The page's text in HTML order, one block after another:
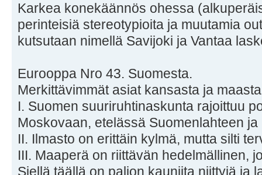
Karkea konekäännös ohessa
perinteisiä stereotypioita ja muutamia
kutsutaan nimellä Savijoki ja Vantaa
Eurooppa Nro 43. Suomesta.
Merkittävimmät asiat kansasta ja
I. Suomen suuriruhtinaskunta rajoittuu
Moskovaan, etelässä Suomenlahteen
II. Ilmasto on erittäin kylmä, mutta silti
III. Maaperä on riittävän hedelmällinen,
Siellä täällä on paljon kauniita niittyjä ja